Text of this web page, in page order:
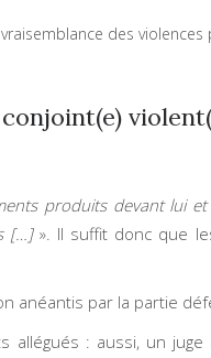
des
produits devant lui
[…]». Il suffit donc que
anéantis par la partie
allégués : aussi, un